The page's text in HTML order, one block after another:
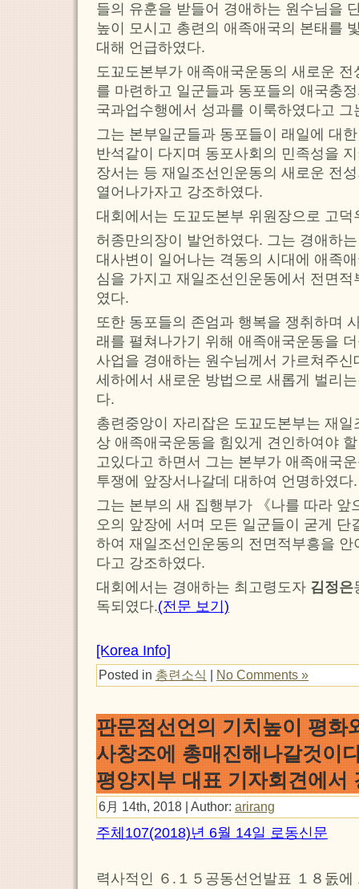
들의 유훈을 받들어 경애하는 원수님을
높이 모시고 총련의 애족애국의 본태를
대해 언급하였다.
도꾜도본부가 애족애국운동의 새로운
를 마련하고 일군들과 동포들의 애국충
국과업수행에서 성과를 이룩하였다고 그
그는 본부일군들과 동포들이 래일에 대
반석같이 다지며 동포사회의 민족성을
장서는 등 재일조선인운동의 새로운 전
열어나가자고 강조하였다.
대회에서는 도꾜도본부 위원장으로 고
허종만의장이 발언하였다. 그는 경애하
대사변이 일어나는 격동의 시대에 애족
심을 가지고 재일조선인운동에서 전면
였다.
또한 동포들의 존엄과 행복을 쟁취하며
래를 펼쳐나가기 위해 애족애국운동을
사업을 경애하는 원수님께서 가르쳐주
세하에서 새로운 방법으로 새롭게 벌리
다.
총련중앙이 자리잡은 도꾜도본부는 재
상 애족애국운동을 힘있게 견인하여야
고있다고 하면서 그는 본부가 애족애국
투쟁에 앞장서나갈데 대하여 언명하였다.
그는 본부의 새 집행부가 《나를 따라
오의 앞장에 서며 모든 일군들이 굳게
하여 재일조선인운동의 전면적부흥을
다고 강조하였다.
대회에서는 경애하는 최고령도자 김정은
독되였다.(전문 보기)
[Korea Info]
Posted in 총련소식 | No Comments »
판문점선언의 기치높이 평화
사창조에 총매진해나갈것이
평양지부 대표 기자회견에서
6月 14th, 2018 | Author: arirang
주체107(2018)년 6월 14일 로동신문
력사적인 ６.１５공동선언발표 １８돐